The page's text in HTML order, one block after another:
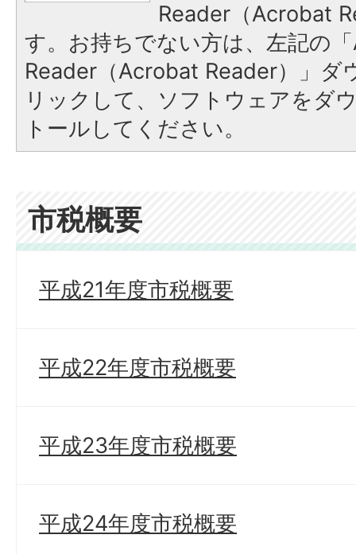
Reader（Acrobat
す。お持ちでない方は、左記の
Reader（Acrobat Reader）」ダ
リックして、ソフトウェアをダ
トールしてください。
市税概要
平成21年度市税概要
平成22年度市税概要
平成23年度市税概要
平成24年度市税概要